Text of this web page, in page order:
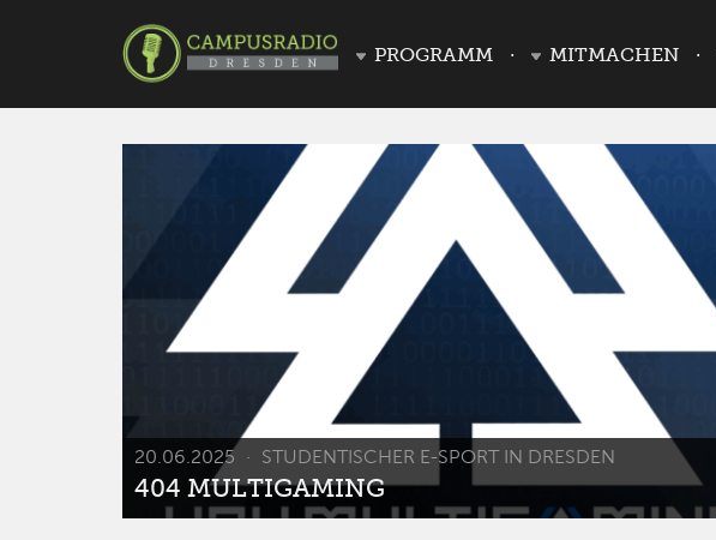
PROGRAMM MITMACHEN
20.06.2025 STUDENTISCHER E-SPORT IN DRESDEN
404 MULTIGAMING